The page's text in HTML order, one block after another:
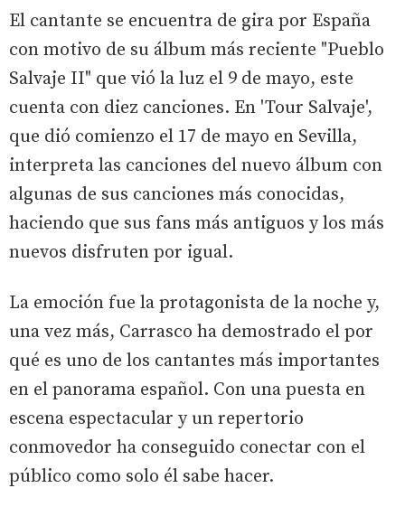
El cantante se encuentra de gira por España
con motivo de su álbum más reciente "Pueblo
Salvaje II" que vió la luz el 9 de mayo, este
cuenta con diez canciones. En 'Tour Salvaje',
que dió comienzo el 17 de mayo en Sevilla,
interpreta las canciones del nuevo álbum con
algunas de sus canciones más conocidas,
haciendo que sus fans más antiguos y los más
nuevos disfruten por igual.
La emoción fue la protagonista de la noche y,
una vez más, Carrasco ha demostrado el por
qué es uno de los cantantes más importantes
en el panorama español. Con una puesta en
escena espectacular y un repertorio
conmovedor ha conseguido conectar con el
público como solo él sabe hacer.